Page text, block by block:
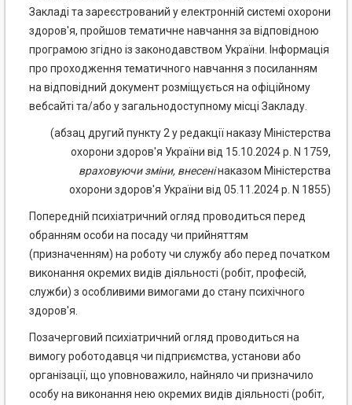
Закладі та зареєстрований у електронній системі охорони
здоров'я, пройшов тематичне навчання за відповідною
програмою згідно із законодавством України. Інформація
про проходження тематичного навчання з посиланням
на відповідний документ розміщується на офіційному
вебсайті та/або у загальнодоступному місці Закладу.
(абзац другий пункту 2 у редакції наказу Міністерства
охорони здоров'я України від 15.10.2024 р. N 1759,
враховуючи зміни, внесенінаказом Міністерства
охорони здоров'я України від 05.11.2024 р. N 1855)
Попередній психіатричний огляд проводиться перед
обранням особи на посаду чи прийняттям
(призначенням) на роботу чи службу або перед початком
виконання окремих видів діяльності (робіт, професій,
служби) з особливими вимогами до стану психічного
здоров'я.
Позачерговий психіатричний огляд проводиться на
вимогу роботодавця чи підприємства, установи або
організації, що уповноважило, найняло чи призначило
особу на виконання нею окремих видів діяльності (робіт,